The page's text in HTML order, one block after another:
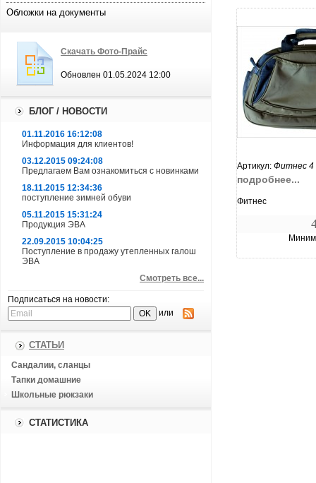
Обложки на документы
Скачать Фото-Прайс
Обновлен 01.05.2024 12:00
БЛОГ / НОВОСТИ
01.11.2016 16:12:08
Информация для клиентов!
03.12.2015 09:24:08
Предлагаем Вам ознакомиться с новинками
18.11.2015 12:34:36
поступление зимней обуви
05.11.2015 15:31:24
Продукция ЭВА
22.09.2015 10:04:25
Поступление в продажу утепленных галош
ЭВА
Смотреть все...
Подписаться на новости:
или
СТАТЬИ
Сандалии, сланцы
Тапки домашние
Школьные рюкзаки
СТАТИСТИКА
Артикул: Фитнес 4
подробнее...
Фитнес